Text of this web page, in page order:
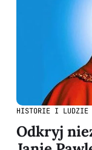
HISTORIE I LUDZIE
Odkryj